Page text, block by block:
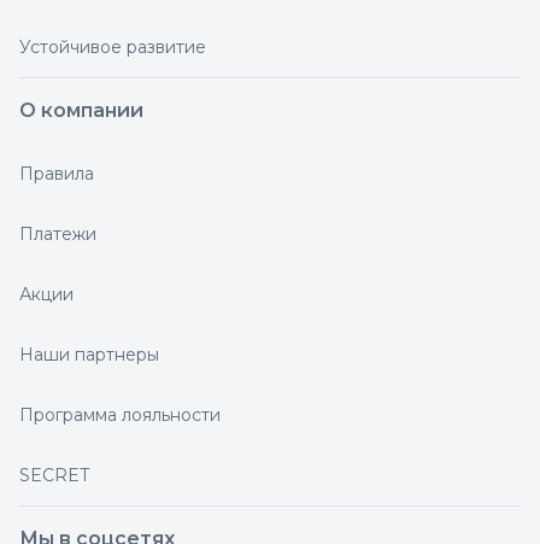
Устойчивое развитие
О компании
Правила
Платежи
Акции
Наши партнеры
Программа лояльности
SECRET
Мы в соцсетях